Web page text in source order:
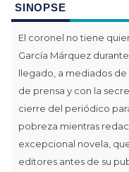
SINOPSE
El coronel no tiene
García Márquez
llegado, a mediados
de prensa y con la
cierre del periódico
pobreza mientras
excepcional novela,
editores antes de su